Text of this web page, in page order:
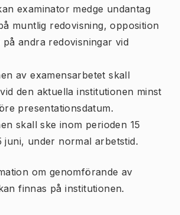
examinator medge undantag
muntlig redovisning, opposition
andra redovisningar vid
av examensarbetet skall
den aktuella institutionen minst
presentationsdatum.
skall ske inom perioden 15
juni, under normal arbetstid.
om genomförande av
finnas på institutionen.